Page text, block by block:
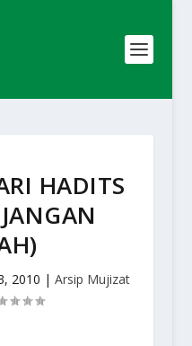
HADITS
2010 |Arsip Mujizat